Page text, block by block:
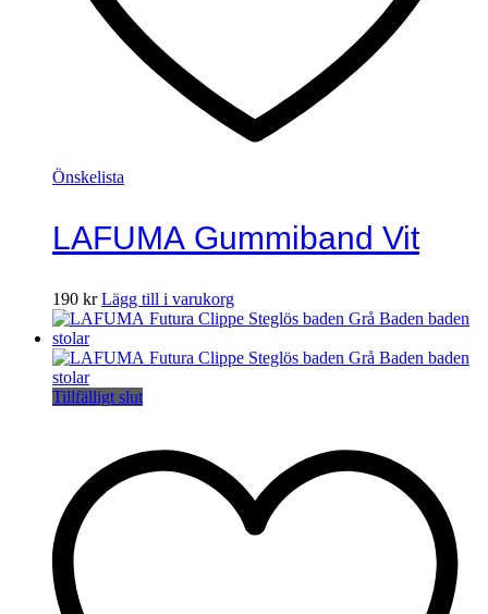
Önskelista
LAFUMA Gummiband Vit
190 kr Lägg till i varukorg
Tillfälligt slut